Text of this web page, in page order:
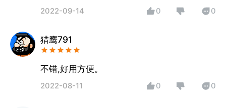
2022-09-14 0 0
猎鹰791
不错,好用方便。
2022-08-11 0 0